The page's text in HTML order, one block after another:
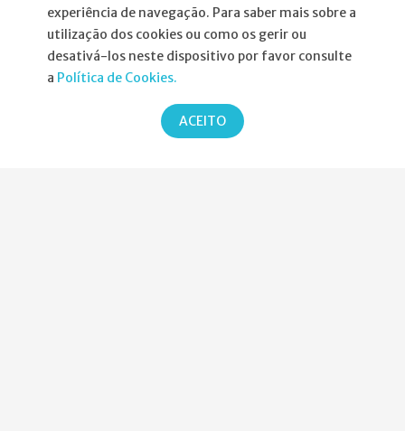
experiência de navegação. Para saber mais sobre a
utilização dos cookies ou como os gerir ou
desativá-los neste dispositivo por favor consulte
a Política de Cookies.
ACEITO
Informações
Atribuição da Bolsa SPND